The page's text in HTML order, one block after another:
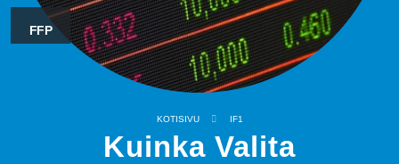
FFP
KOTISIVU IF1
Kuinka Valita